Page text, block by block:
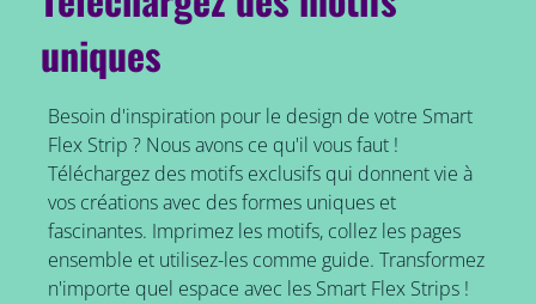
uniques
Besoin d'inspiration pour le design de votre Smart
Flex Strip ? Nous avons ce qu'il vous faut !
Téléchargez des motifs exclusifs qui donnent vie à
vos créations avec des formes uniques et
fascinantes. Imprimez les motifs, collez les pages
ensemble et utilisez-les comme guide. Transformez
n'importe quel espace avec les Smart Flex Strips !